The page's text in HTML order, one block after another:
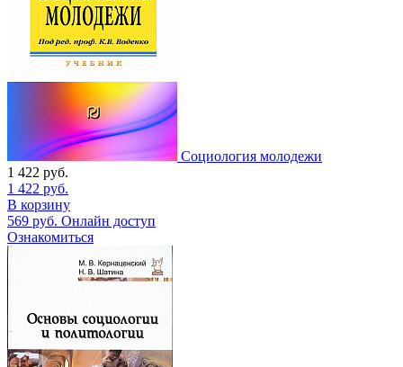
Социология молодежи
1 422 руб.
1 422 руб.
В корзину
569 руб. Онлайн доступ
Ознакомиться